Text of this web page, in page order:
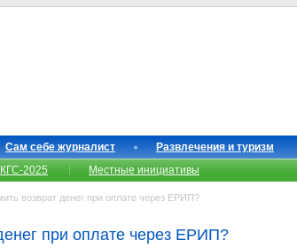
Сам себе журналист
Развлечения и туризм
2025 Местные инициативы
возврат денег при оплате через ЕРИП?
при оплате через ЕРИП?